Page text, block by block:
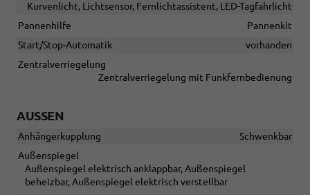
Kurvenlicht, Lichtsensor, Fernlichtassistent, LED-Tagfahrlicht
Pannenhilfe
Pannenkit
Start/Stop-Automatik
vorhanden
Zentralverriegelung
Zentralverriegelung mit Funkfernbedienung
AUSSEN
Anhängerkupplung
Schwenkbar
Außenspiegel
Außenspiegel elektrisch anklappbar, Außenspiegel
beheizbar, Außenspiegel elektrisch verstellbar